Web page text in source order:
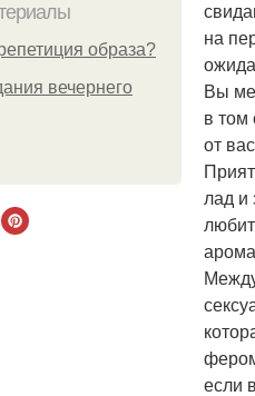
образа?
вечернего
на
Вы
в том
от
лад и
если